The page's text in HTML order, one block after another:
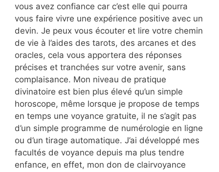
vous avez confiance car c’est elle qui pourra
vous faire vivre une expérience positive avec un
devin. Je peux vous écouter et lire votre chemin
de vie à l’aides des tarots, des arcanes et des
oracles, cela vous apportera des réponses
précises et tranchées sur votre avenir, sans
complaisance. Mon niveau de pratique
divinatoire est bien plus élevé qu’un simple
horoscope, même lorsque je propose de temps
en temps une voyance gratuite, il ne s’agit pas
d’un simple programme de numérologie en ligne
ou d’un tirage automatique. J’ai développé mes
facultés de voyance depuis ma plus tendre
enfance, en effet, mon don de clairvoyance